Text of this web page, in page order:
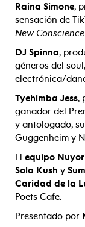
Raina Simone,
sensación de
New Conscience
DJ Spinna,
géneros del
electrónica/
Tyehimba Jess,
ganador del
y antologado,
Guggenheim y
El equipo
Sola Kush y
Caridad de la
Poets Cafe.
Presentado por